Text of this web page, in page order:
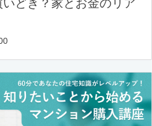
どき？家とお金のリア